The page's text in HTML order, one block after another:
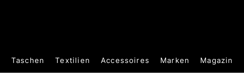
Taschen Textilien Accessoires Marken Magazin